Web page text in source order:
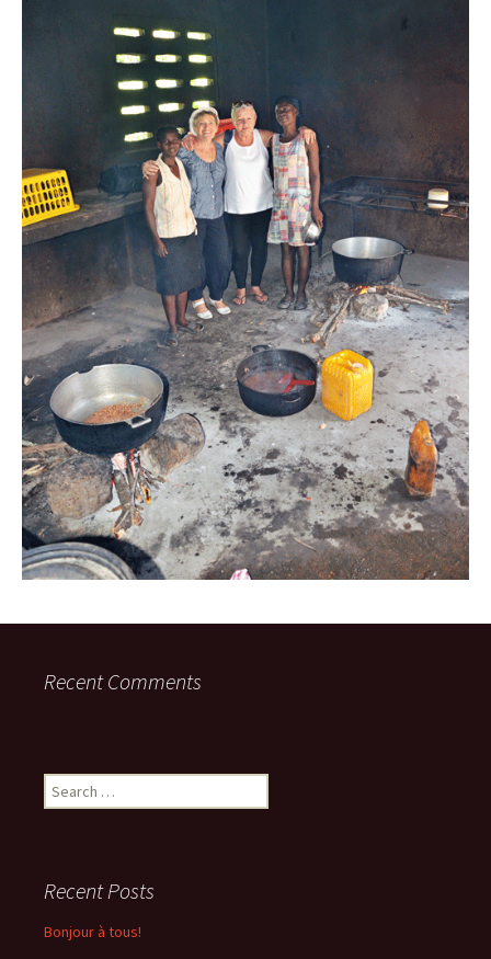
Recent Comments
Search
for:
Recent Posts
Bonjour à tous!